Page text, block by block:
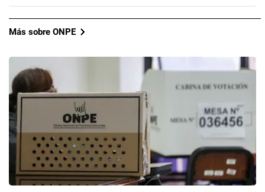
Más sobre ONPE